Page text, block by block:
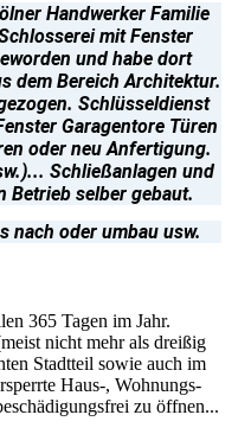
Handwerker Familie
mit Fenster
und habe dort
dem Bereich Architektur.
Schlüsseldienst
Garagentore Türen
oder neu Anfertigung.
Schließanlagen und
Betrieb selber gebaut.
nach oder umbau usw.
365 Tagen im Jahr.
nicht mehr als dreißig
Stadtteil sowie auch im
Haus-, Wohnungs-
zu öffnen...